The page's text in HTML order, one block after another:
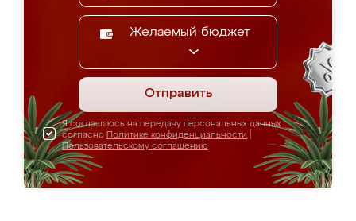
Желаемый бюджет
Отправить
Я соглашаюсь на передачу персональных данных
согласно Политике конфиденциальности
Пользовательскому соглашению